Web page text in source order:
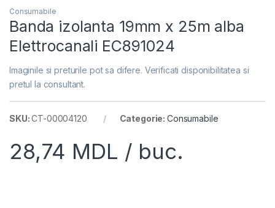
Consumabile
Banda izolanta 19mm x 25m alba
Elettrocanali EC891024
Imaginile si preturile pot sa difere. Verificati disponibilitatea si
pretul la consultant.
SKU:CT-00004120 Categorie: Consumabile
28,74 MDL / buc.